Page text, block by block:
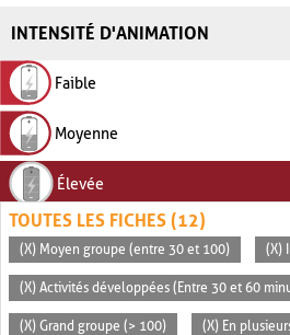
INTENSITÉ D'ANIMATION
Faible
Moyenne
Élevée
TOUTES LES FICHES (12)
(X) Moyen groupe (entre 30 et 100) (X)
(X) Activités développées (Entre 30 et 60
(X) Grand groupe (> 100) (X) En